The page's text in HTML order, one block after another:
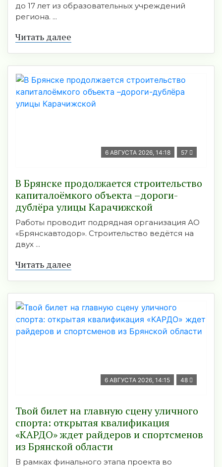
до 17 лет из образовательных учреждений
региона. ...
Читать далее
6 АВГУСТА 2026, 14:18 57
В Брянске продолжается строительство
капиталоёмкого объекта –дороги-
дублёра улицы Карачижской
Работы проводит подрядная организация АО
«Брянскавтодор». Строительство ведётся на
двух ...
Читать далее
6 АВГУСТА 2026, 14:15 48
Твой билет на главную сцену уличного
спорта: открытая квалификация
«КАРДО» ждет райдеров и спортсменов
из Брянской области
В рамках финального этапа проекта во